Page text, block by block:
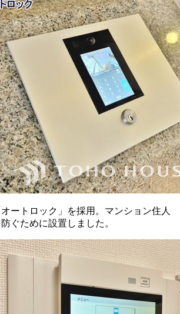
ートロック」を採用。マンション住人
ぐために設置しました。